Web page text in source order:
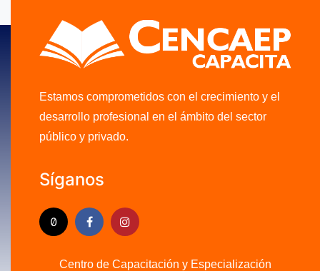
Estamos comprometidos con el crecimiento y el
desarrollo profesional en el ámbito del sector
público y privado.
Síganos
Centro de Capacitación y Especialización